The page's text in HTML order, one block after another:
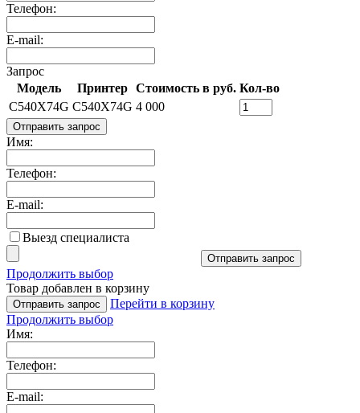
Телефон:
E-mail:
Запрос
Модель
Принтер Стоимость в руб. Кол-во
C540X74G C540X74G 4 000
Отправить запрос
Имя:
Телефон:
E-mail:
Выезд специалиста
Отправить запрос
Продолжить выбор
Товар добавлен в корзину
Отправить запрос
Перейти в корзину
Продолжить выбор
Имя:
Телефон:
E-mail: